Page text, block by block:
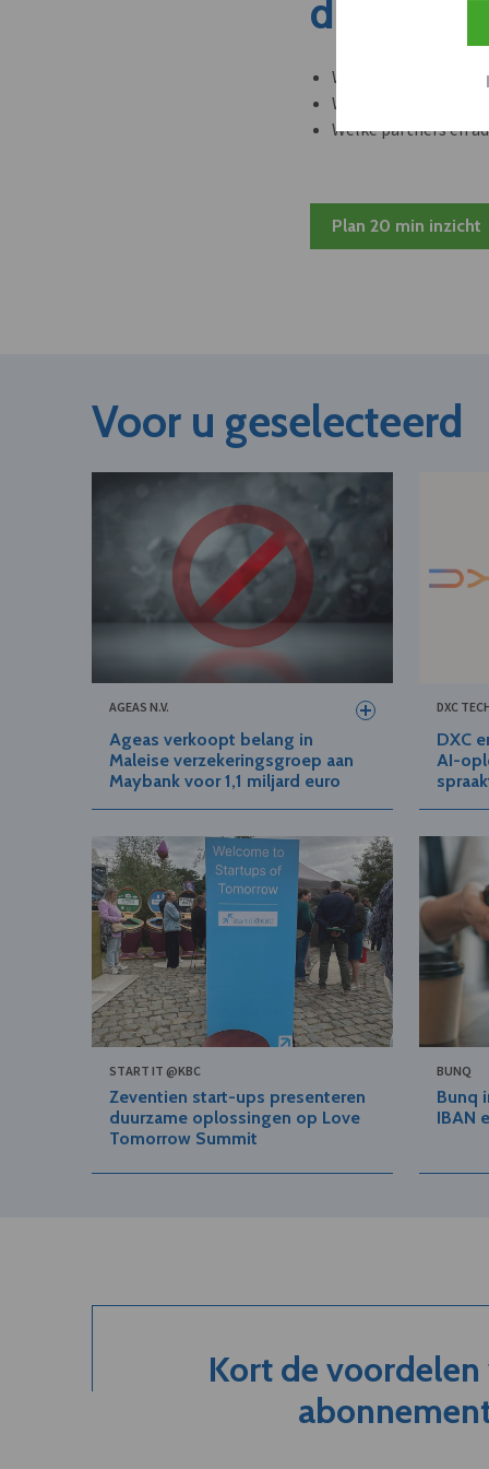
dit
Welke leveranciers
Welke bedrijven
Welke partners en
Plan 20 min inzicht
Voor u geselecteerd
AGEAS N.V.
Ageas verkoopt belang in
Maleise verzekeringsgroep aan
Maybank voor 1,1 miljard euro
DXC
DXC
AI-
START IT @KBC
Zeventien start-ups presenteren
duurzame oplossingen op Love
Tomorrow Summit
BUNQ
Bunq
IBAN
Kort de voordelen